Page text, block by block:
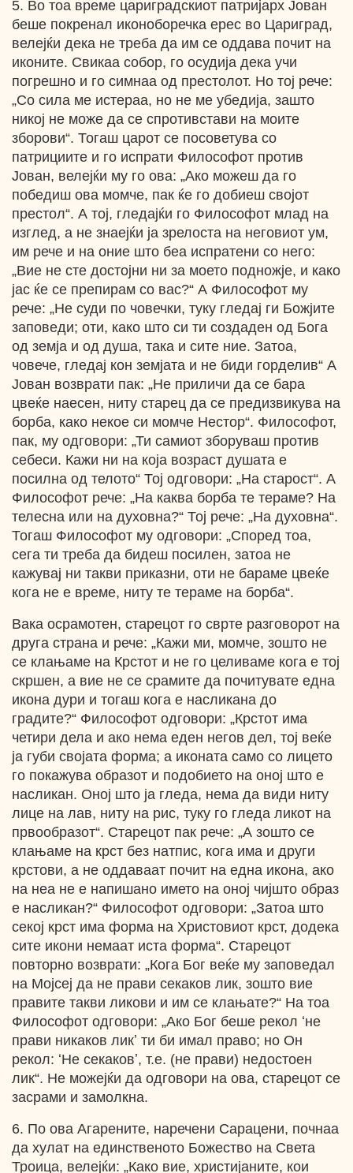
5. Во тоа време цариградскиот патријарх Јован
беше покренал иконоборечка ерес во Цариград,
велејќи дека не треба да им се оддава почит на
иконите. Свикаа собор, го осудија дека учи
погрешно и го симнаа од престолот. Но тој рече:
„Со сила ме истераа, но не ме убедија, зашто
никој не може да се спротивстави на моите
зборови“. Тогаш царот се посоветува со
патрициите и го испрати Философот против
Јован, велејќи му го ова: „Ако можеш да го
победиш ова момче, пак ќе го добиеш својот
престол“. А тој, гледајќи го Философот млад на
изглед, а не знаејќи ја зрелоста на неговиот ум,
им рече и на оние што беа испратени со него:
„Вие не сте достојни ни за моето подножје, и како
јас ќе се препирам со вас?“ А Философот му
рече: „Не суди по човечки, туку гледај ги Божјите
заповеди; оти, како што си ти создаден од Бога
од земја и од душа, така и сите ние. Затоа,
човече, гледај кон земјата и не биди горделив“ А
Јован возврати пак: „Не приличи да се бара
цвеќе наесен, ниту старец да се предизвикува на
борба, како некое си момче Нестор“. Философот,
пак, му одговори: „Ти самиот зборуваш против
себеси. Кажи ни на која возраст душата е
посилна од телото“ Тој одговори: „На старост“. А
Философот рече: „На каква борба те тераме? На
телесна или на духовна?“ Тој рече: „На духовна“.
Тогаш Философот му одговори: „Според тоа,
сега ти треба да бидеш посилен, затоа не
кажувај ни такви приказни, оти не бараме цвеќе
кога не е време, ниту те тераме на борба“.
Вака осрамотен, старецот го сврте разговорот на
друга страна и рече: „Кажи ми, момче, зошто не
се клањаме на Крстот и не го целиваме кога е тој
скршен, а вие не се срамите да почитувате една
икона дури и тогаш кога е насликана до
градите?“ Философот одговори: „Крстот има
четири дела и ако нема еден негов дел, тој веќе
ја губи својата форма; а иконата само со лицето
го покажува образот и подобието на оној што е
насликан. Оној што ја гледа, нема да види ниту
лице на лав, ниту на рис, туку го гледа ликот на
првообразот“. Старецот пак рече: „А зошто се
клањаме на крст без натпис, кога има и други
крстови, а не оддаваат почит на една икона, ако
на неа не е напишано името на оној чијшто образ
е насликан?“ Философот одговори: „Затоа што
секој крст има форма на Христовиот крст, додека
сите икони немаат иста форма“. Старецот
повторно возврати: „Кога Бог веќе му заповедал
на Мојсеј да не прави секаков лик, зошто вие
правите такви ликови и им се клањате?“ На тоа
Философот одговори: „Ако Бог беше рекол ʻне
прави никаков ликʼ ти би имал право; но Он
рекол: ʻНе секаковʼ, т.е. (не прави) недостоен
лик“. Не можејќи да одговори на ова, старецот се
засрами и замолкна.
6. По ова Агарените, наречени Сарацени, почнаа
да хулат на единственото Божество на Света
Троица, велејќи: „Како вие, христијаните, кои